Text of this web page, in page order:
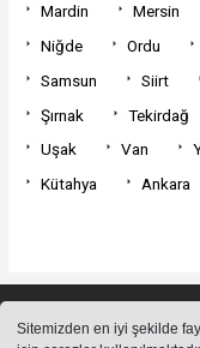
Sitemizden en iyi şekilde
Mardin
Mersin
Niğde
Ordu
Samsun
Siirt
Şırnak
Tekirdağ
Uşak
Van
Kütahya
Ankara